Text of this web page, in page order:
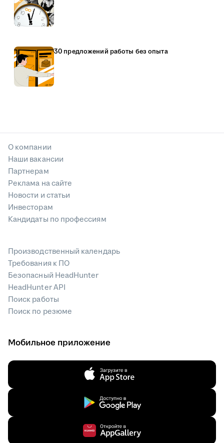
30 предложений работы без опыта
О компании
Наши вакансии
Партнерам
Реклама на сайте
Новости и статьи
Инвесторам
Кандидаты по профессиям
Производственный календарь
Требования к ПО
Безопасный HeadHunter
HeadHunter API
Поиск работы
Поиск по резюме
Мобильное приложение